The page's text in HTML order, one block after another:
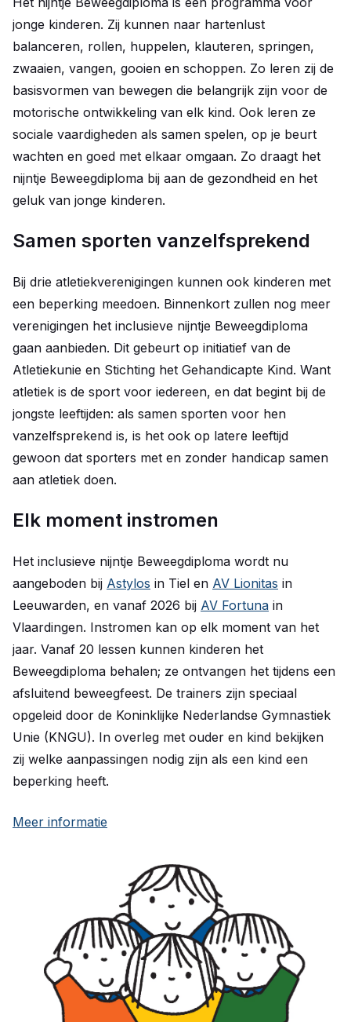
jonge kinderen. Zij kunnen naar hartenlust
balanceren, rollen, huppelen, klauteren, springen,
zwaaien, vangen, gooien en schoppen. Zo leren zij de
basisvormen van bewegen die belangrijk zijn voor de
motorische ontwikkeling van elk kind. Ook leren ze
sociale vaardigheden als samen spelen, op je beurt
wachten en goed met elkaar omgaan. Zo draagt het
nijntje Beweegdiploma bij aan de gezondheid en het
geluk van jonge kinderen.
Samen sporten vanzelfsprekend
Bij drie atletiekverenigingen kunnen ook kinderen met
een beperking meedoen. Binnenkort zullen nog meer
verenigingen het inclusieve nijntje Beweegdiploma
gaan aanbieden. Dit gebeurt op initiatief van de
Atletiekunie en Stichting het Gehandicapte Kind. Want
atletiek is de sport voor iedereen, en dat begint bij de
jongste leeftijden: als samen sporten voor hen
vanzelfsprekend is, is het ook op latere leeftijd
gewoon dat sporters met en zonder handicap samen
aan atletiek doen.
Elk moment instromen
Het inclusieve nijntje Beweegdiploma wordt nu
aangeboden bij Astylos in Tiel en AV Lionitas in
Leeuwarden, en vanaf 2026 bij AV Fortuna in
Vlaardingen. Instromen kan op elk moment van het
jaar. Vanaf 20 lessen kunnen kinderen het
Beweegdiploma behalen; ze ontvangen het tijdens een
afsluitend beweegfeest. De trainers zijn speciaal
opgeleid door de Koninklijke Nederlandse Gymnastiek
Unie (KNGU). In overleg met ouder en kind bekijken
zij welke aanpassingen nodig zijn als een kind een
beperking heeft.
Meer informatie